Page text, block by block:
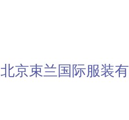
北京束兰国际服装